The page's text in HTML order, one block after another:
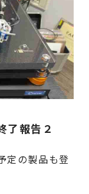
ステクス)
ディネート)
ベス)
ビーエル)
ウディオ)
報告２
定の製品も登